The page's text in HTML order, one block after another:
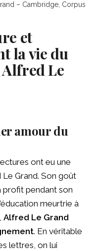
– Cambridge, Corpus
et
la vie du
Le
amour du
ont eu une
Le Grand. Son goût
profit pendant son
meurtrie à
Alfred Le Grand
. En véritable
lettres, on lui